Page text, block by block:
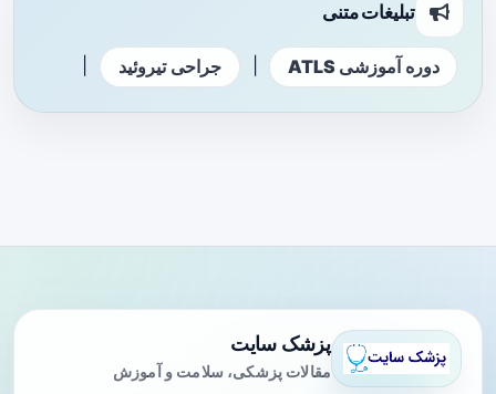
تبلیغات متنی
دوره آموزشی ATLS جراحی تیروئید
پزشک سایت
مقالات پزشکی، سلامت و آموزش